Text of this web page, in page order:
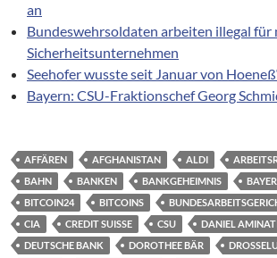
an
Bundeswehrsoldaten arbeiten illegal für
Sicherheitsunternehmen
Seehofer wusste seit Januar von
Bayern: CSU-Fraktionschef Georg
AFFÄREN AFGHANISTAN ALDI
BAHN
BANKEN BANKGEHEIMNIS
BITCOIN24
BITCOINS
CIA
CREDIT SUISSE CSU
DANIEL
DEUTSCHE BANK
DOROTHEE BÄR